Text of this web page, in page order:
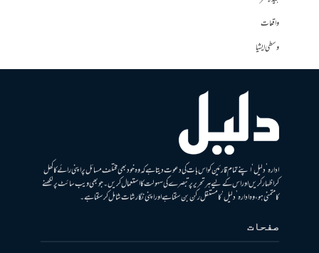
واقعات
وسطی ایشیا
ادارہ ’دلیل‘ اپنے تمام قارئین کو اس بات کی دعوت دیتا ہے کہ وہ خود بھی مختلف مسائل پر اپنی رائے کا کھل
کر اظہار کریں اور اس کے لیے ہر تحریر پر تبصرے کی سہولت کا استعمال کریں۔ جو بھی ویب سائٹ پر لکھنے
کا متمنی ہو، وہ ادارہ ’دلیل‘ کا مستقل رکن بن سکتا ہے اور اپنی نگارشات شامل کرسکتا ہے۔
صفحات